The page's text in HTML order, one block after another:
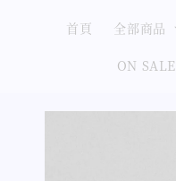
首頁 全部商品
ON SALE